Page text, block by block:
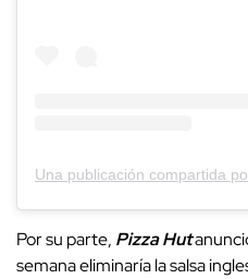
Por su parte, Pizza Hut
semana eliminaría la salsa